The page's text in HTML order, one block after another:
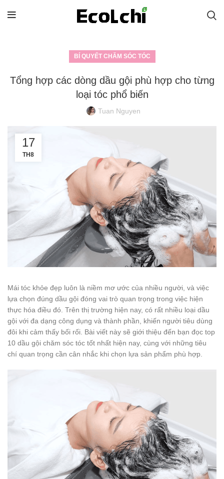
BÍ QUYẾT CHĂM SÓC TÓC
Tổng hợp các dòng dầu gội phù hợp cho từng
loại tóc phổ biến
Tuan Nguyen
17
TH8
Mái tóc khỏe đẹp luôn là niềm mơ ước của nhiều người, và việc
lựa chọn đúng dầu gội đóng vai trò quan trọng trong việc hiện
thực hóa điều đó. Trên thị trường hiện nay, có rất nhiều loại dầu
gội với đa dạng công dụng và thành phần, khiến người tiêu dùng
đôi khi cảm thấy bối rối. Bài viết này sẽ giới thiệu đến bạn đọc top
10 dầu gội chăm sóc tóc tốt nhất hiện nay, cùng với những tiêu
chí quan trọng cần cân nhắc khi chọn lựa sản phẩm phù hợp.